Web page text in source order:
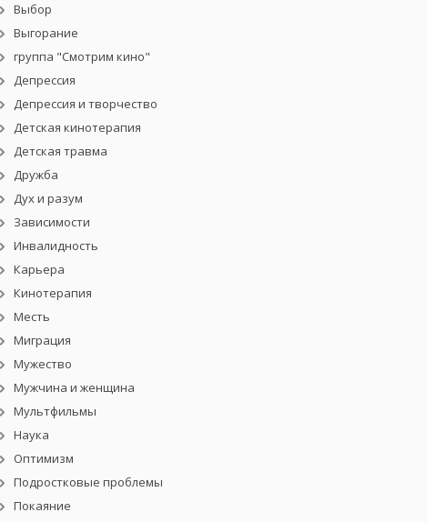
Выбор
Выгорание
группа "Смотрим кино"
Депрессия
Депрессия и творчество
Детская кинотерапия
Детская травма
Дружба
Дух и разум
Зависимости
Инвалидность
Карьера
Кинотерапия
Месть
Миграция
Мужество
Мужчина и женщина
Мультфильмы
Наука
Оптимизм
Подростковые проблемы
Покаяние